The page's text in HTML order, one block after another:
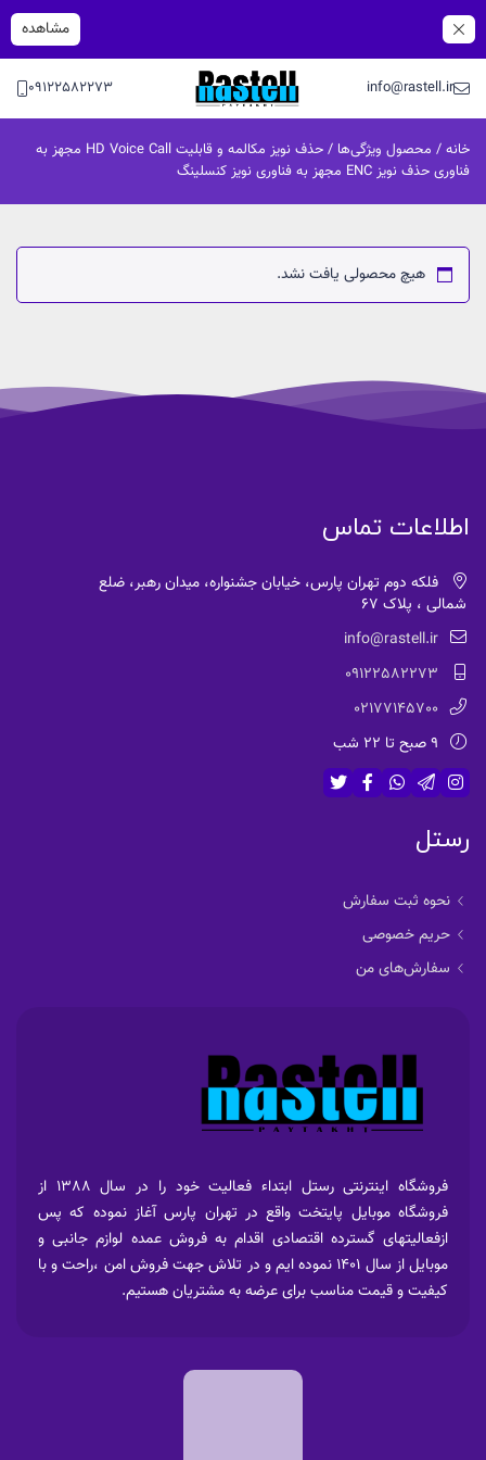
مشاهده
info@rastell.ir
09122582273
خانه
/ محصول ویژگی‌ها / حذف نویز مکالمه و قابلیت HD Voice Call مجهز به
فناوری حذف نویز ENC مجهز به فناوری نویز کنسلینگ
هیچ محصولی یافت نشد.
اطلاعات تماس
فلکه دوم تهران پارس، خیابان جشنواره، میدان رهبر، ضلع
شمالی ، پلاک 67
info@rastell.ir
09122582273
02177145700
9 صبح تا 22 شب
رستل
نحوه ثبت سفارش
حریم خصوصی
سفارش‌های من
فروشگاه اینترنتی رستل ابتداء فعالیت خود را در سال 1388 از
فروشگاه موبایل پایتخت واقع در تهران پارس آغاز نموده که پس
ازفعالیتهای گسترده اقتصادی اقدام به فروش عمده لوازم جانبی و
موبایل از سال 1401 نموده ایم و در تلاش جهت فروش امن ،راحت و با
کیفیت و قیمت مناسب برای عرضه به مشتریان هستیم.